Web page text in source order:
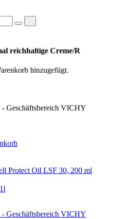
reichhaltige Creme/R
hinzugefügt.
Geschäftsbereich VICHY
Protect Oil LSF 30, 200 ml
Geschäftsbereich VICHY